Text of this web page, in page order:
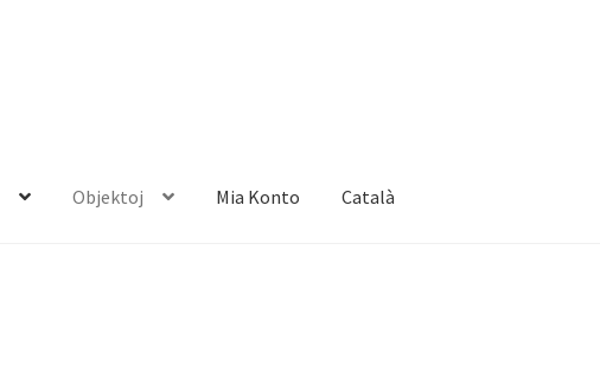
Objektoj Mia Konto Català